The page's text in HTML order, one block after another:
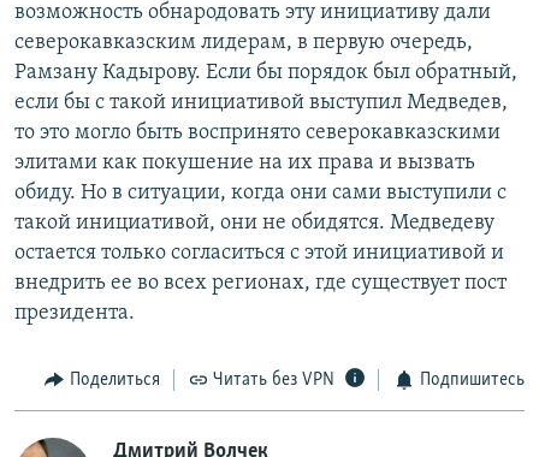
возможность обнародовать эту инициативу дали
северокавказским лидерам, в первую очередь,
Рамзану Кадырову. Если бы порядок был обратный,
если бы с такой инициативой выступил Медведев,
то это могло быть воспринято северокавказскими
элитами как покушение на их права и вызвать
обиду. Но в ситуации, когда они сами выступили с
такой инициативой, они не обидятся. Медведеву
остается только согласиться с этой инициативой и
внедрить ее во всех регионах, где существует пост
президента.
Поделиться Читать без VPN Подпишитесь
Дмитрий Волчек